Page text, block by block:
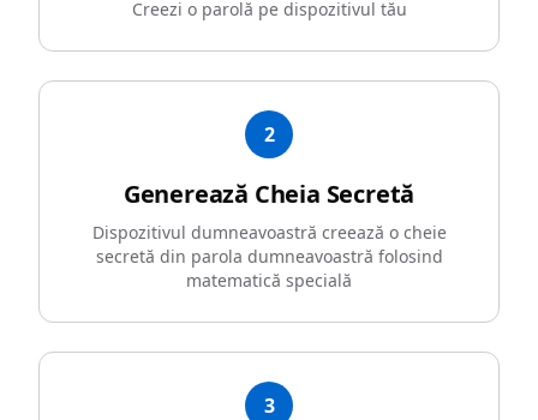
Creezi o parolă pe dispozitivul tău
2
Generează Cheia Secretă
Dispozitivul dumneavoastră creează o cheie
secretă din parola dumneavoastră folosind
matematică specială
3